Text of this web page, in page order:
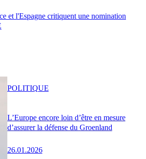
et l'Espagne critiquent une nomination
L’Europe encore loin d’être en mesure
d’assurer la défense du Groenland
26.01.2026
POLITIQUE